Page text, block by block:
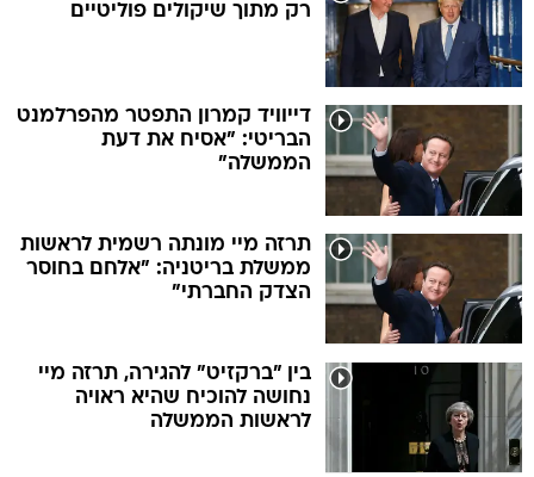
רק מתוך שיקולים פוליטיים
דייוויד קמרון התפטר מהפרלמנט
הבריטי: "אסיח את דעת
הממשלה"
תרזה מיי מונתה רשמית לראשות
ממשלת בריטניה: "אלחם בחוסר
הצדק החברתי"
בין "ברקזיט" להגירה, תרזה מיי
נחושה להוכיח שהיא ראויה
לראשות הממשלה